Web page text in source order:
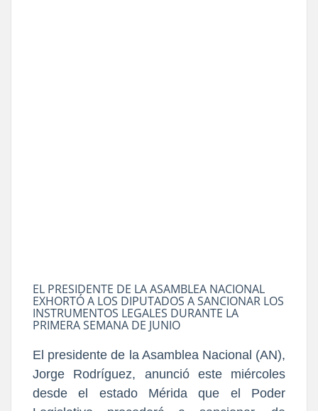
EL PRESIDENTE DE LA ASAMBLEA NACIONAL
EXHORTÓ A LOS DIPUTADOS A SANCIONAR LOS
INSTRUMENTOS LEGALES DURANTE LA
PRIMERA SEMANA DE JUNIO
El presidente de la Asamblea Nacional (AN),
Jorge Rodríguez, anunció este miércoles
desde el estado Mérida que el Poder